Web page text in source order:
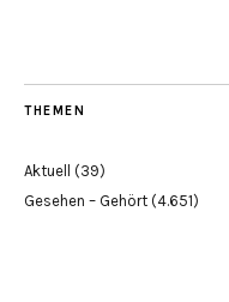
THEMEN
Aktuell (39)
Gesehen – Gehört (4.651)